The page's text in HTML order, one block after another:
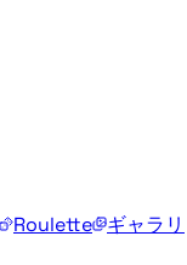
Roulette
ギャラリ